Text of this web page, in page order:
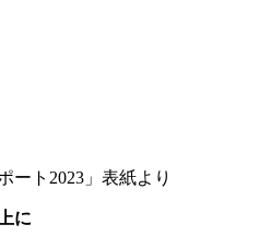
ート2023」表紙より
に